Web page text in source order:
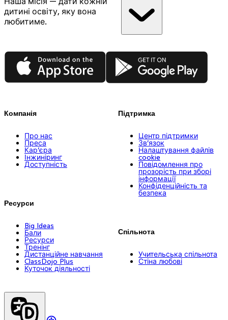
дитині освіту, яку вона
любитиме.
App Store Google Play
Компанія
Про нас
Преса
Кар’єра
Інжиніринг
Доступність
Ресурси
Big Ideas
Бали
Ресурси
Тренінг
Дистанційне навчання
ClassDojo Plus
Куточок діяльності
Підтримка
Центр підтримки
Зв’язок
Налаштування файлів
cookie
Повідомлення про
прозорість при зборі
інформації
Конфіденційність та
безпека
Спільнота
Учительська спільнота
Стіна любові